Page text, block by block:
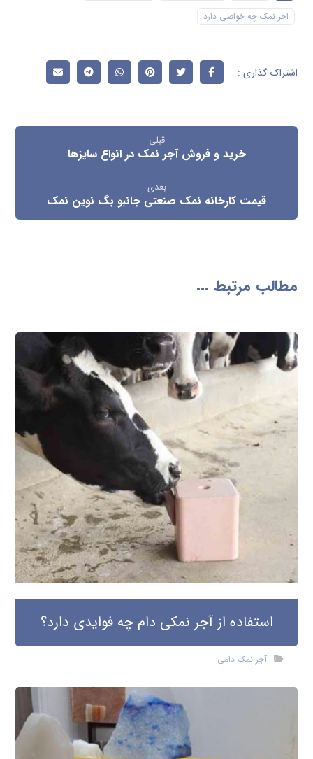
اجر نمک چه خواصی دارد
قبلی
خرید و فروش آجر نمک در انواع سایزها
بعدی
قیمت کارخانه نمک صنعتی جانبو بگ نوین نمک
مطالب مرتبط ...
استفاده از آجر نمکی دام چه فوایدی دارد؟
آجر نمک دامی